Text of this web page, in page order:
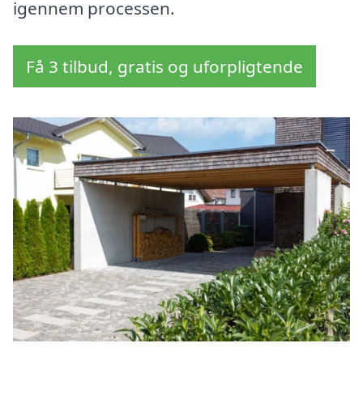
igennem processen.
Få 3 tilbud, gratis og uforpligtende